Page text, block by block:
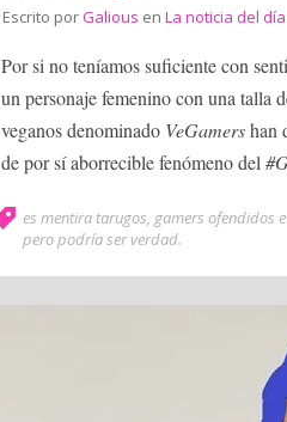
Escrito por Galious en La noticia del día
Por si no teníamos suficiente con
un personaje femenino con una talla
veganos denominado VeGamershan
de por sí aborrecible fenómeno del
es mentira tarugos, gamers ofendidos
pero podría ser verdad.